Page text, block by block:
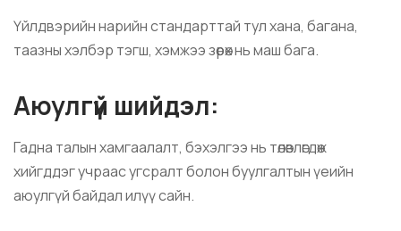
Үйлдвэрийн нарийн стандарттай тул хана, багана,
таазны хэлбэр тэгш, хэмжээ зөрөх нь маш бага.
Аюулгүй шийдэл:
Гадна талын хамгаалалт, бэхэлгээ нь төлөвлөгдөж
хийгддэг учраас угсралт болон буулгалтын үеийн
аюулгүй байдал илүү сайн.